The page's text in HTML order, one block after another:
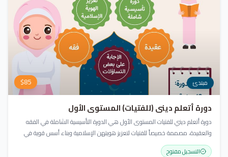
مبتدئ $85
دورة أتعلم ديني (للفتيات) المستوى الأول
دورة أتعلم ديني للفتيات المستوى الأول هي الدورة التأسيسية الشاملة في الفقه
والعقيدة، مصممة خصيصاً للفتيات لتعزيز هويتهن الإسلامية وبناء أسس قوية في
العقيدة والسلوك.
التسجيل مفتوح